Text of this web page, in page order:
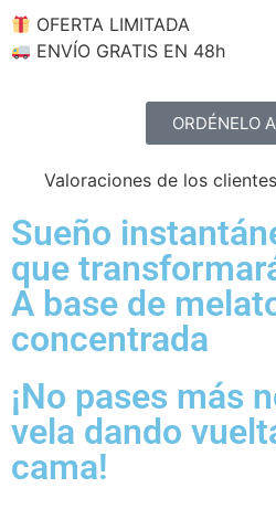
OFERTA LIMITADA
ENVÍO GRATIS EN 48h
ORDÉNELO
Valoraciones de los
Sueño
que
A base de
concentrada
¡No pases más
vela dando
cama!